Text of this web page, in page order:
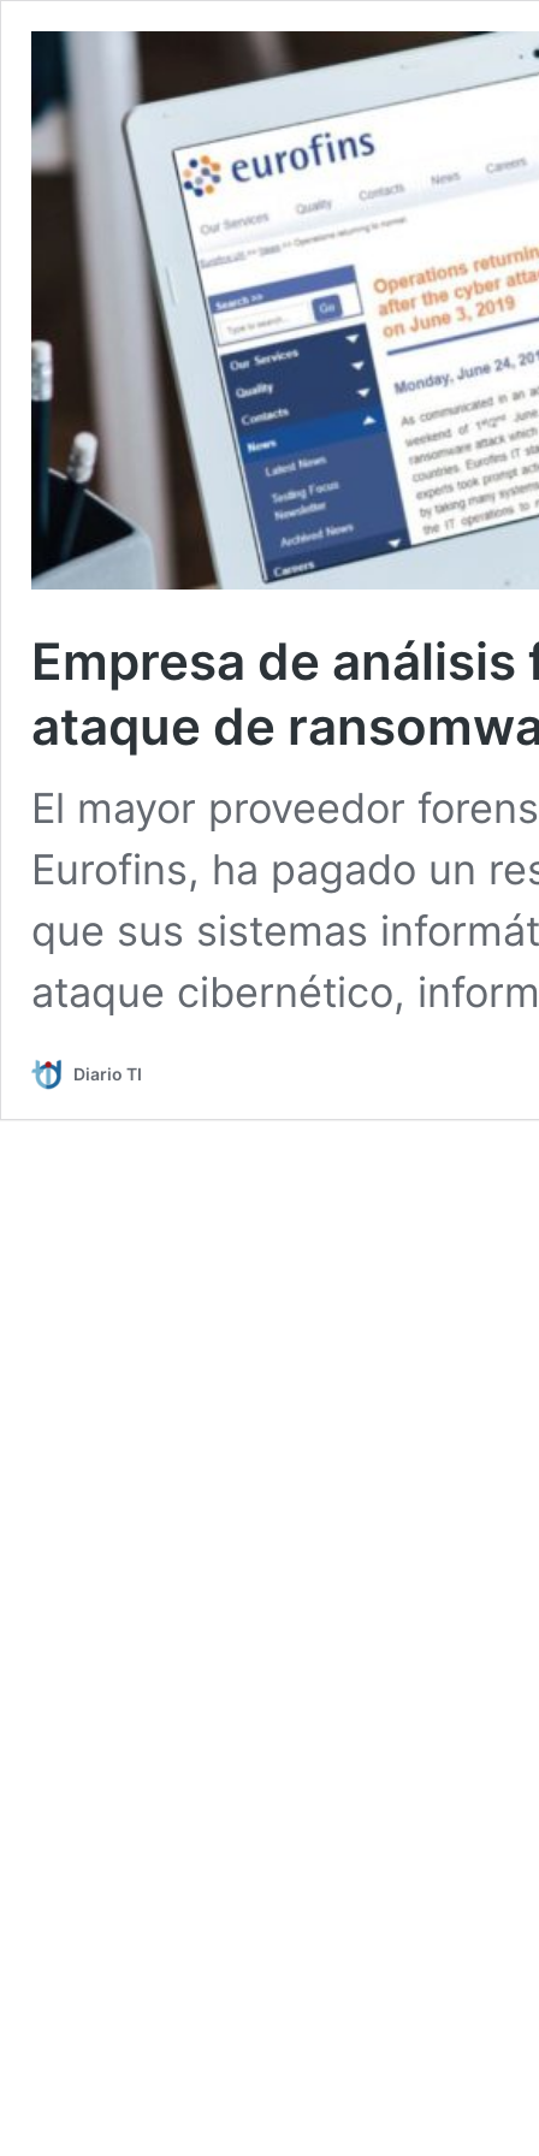
Empresa de
ataque de
El mayor proveedor
Eurofins, ha pagado un
que sus sistemas
ataque cibernético,
Diario TI